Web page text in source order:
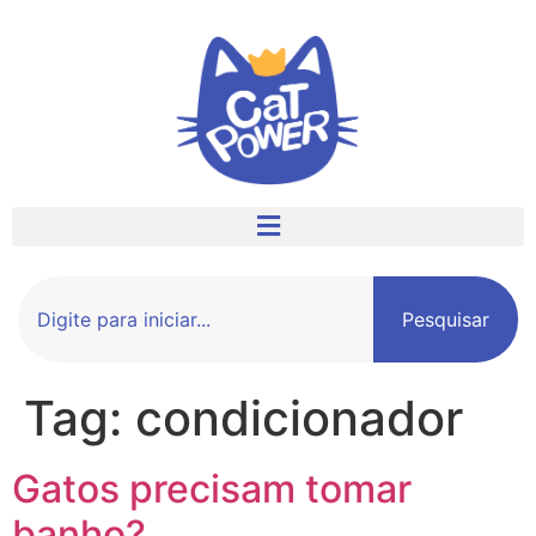
Pesquisar
Tag: condicionador
Gatos precisam tomar